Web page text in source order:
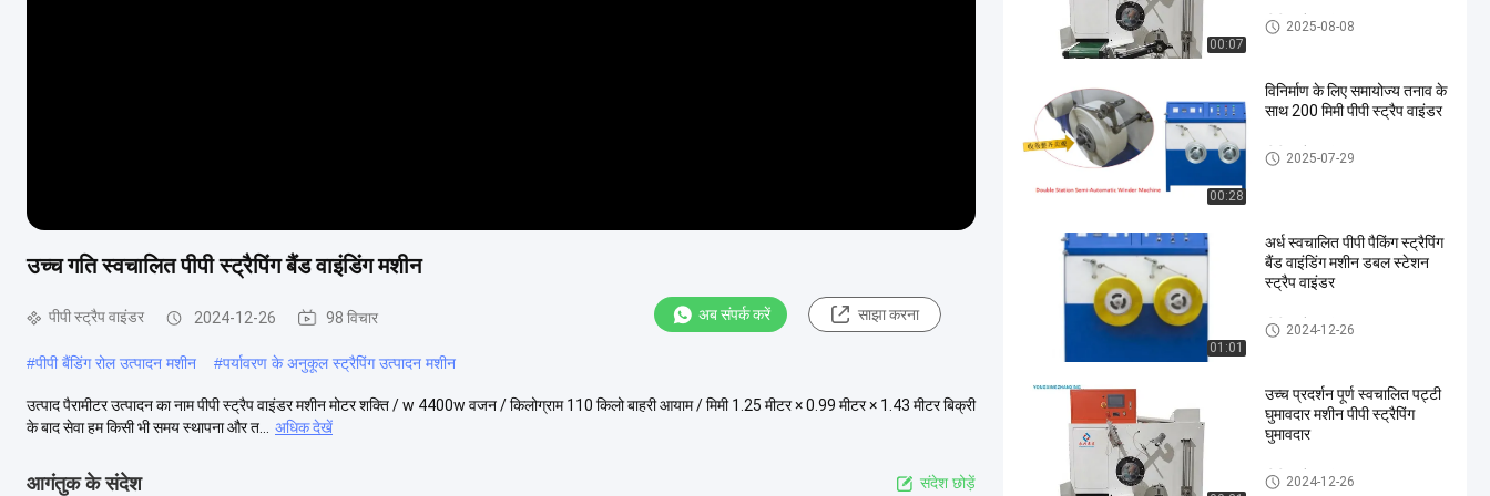
उच्च गति स्वचालित पीपी स्ट्रैपिंग बैंड वाइंडिंग मशीन
पीपी स्ट्रैप वाइंडर 2024-12-26 98 विचार अब संपर्क करें साझा करना
#पीपी बैंडिंग रोल उत्पादन मशीन #पर्यावरण के अनुकूल स्ट्रैपिंग उत्पादन मशीन
उत्पाद पैरामीटर उत्पादन का नाम पीपी स्ट्रैप वाइंडर मशीन मोटर शक्ति / w 4400w वजन / किलोग्राम 110 किलो बाहरी आयाम / मिमी 1.25 मीटर × 0.99 मीटर × 1.43 मीटर बिक्री
के बाद सेवा हम किसी भी समय स्थापना और त...
अधिक देखें
आगंतुक के संदेश संदेश छोड़ें
00:07
पीपी स्ट्रैप वाइंडर
2025-08-08
00:28
विनिर्माण के लिए समायोज्य तनाव के
साथ 200 मिमी पीपी स्ट्रैप वाइंडर
पीपी स्ट्रैप वाइंडर
2025-07-29
01:01
अर्ध स्वचालित पीपी पैकिंग स्ट्रैपिंग
बैंड वाइंडिंग मशीन डबल स्टेशन
स्ट्रैप वाइंडर
पीपी स्ट्रैप वाइंडर
2024-12-26
उच्च प्रदर्शन पूर्ण स्वचालित पट्टी
घुमावदार मशीन पीपी स्ट्रैपिंग
घुमावदार
पीपी स्ट्रैप वाइंडर
2024-12-26